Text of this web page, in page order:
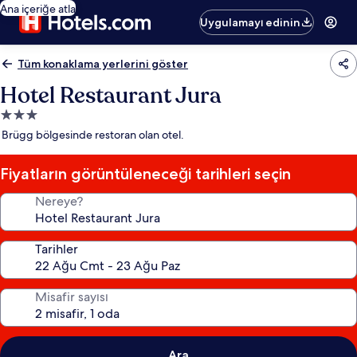
Ana içeriğe atla
Uygulamayı edinin
Tüm konaklama yerlerini göster
Hotel Restaurant Jura
3.0
yıldızlı
yeri
Brügg bölgesinde restoran olan otel.
Fiyatların görüntüleneceği tarihleri seçin
Nereye?
Tarihler
Misafir sayısı